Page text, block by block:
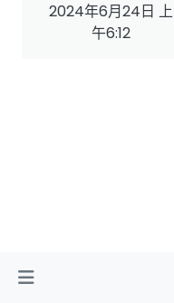
2024年6月24日 上
午6:12